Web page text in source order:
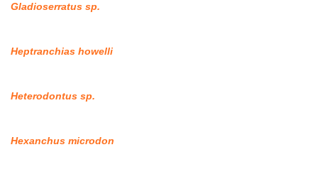
Gladioserratus sp.
Heptranchias howelli
Heterodontus sp.
Hexanchus microdon